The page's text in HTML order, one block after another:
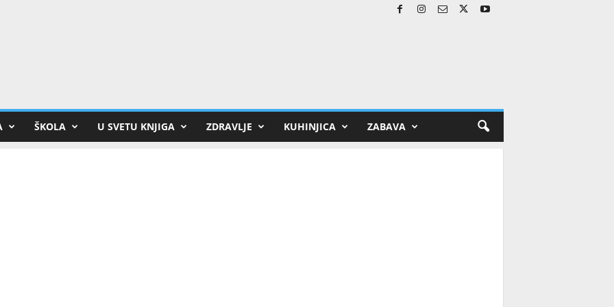
ŠKOLA U SVETU KNJIGA ZDRAVLJE KUHINJICA ZABAVA